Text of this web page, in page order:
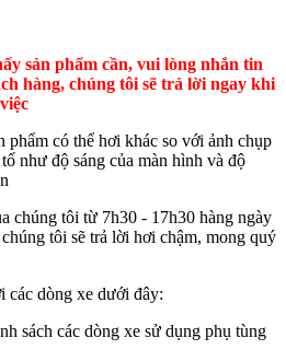
sản phẩm cần, vui lòng nhắn tin
hàng, chúng tôi sẽ trả lời ngay khi
có thể hơi khác so với ảnh chụp
như độ sáng của màn hình và độ
tôi từ 7h30 - 17h30 hàng ngày
tôi sẽ trả lời hơi chậm, mong quý
các dòng xe dưới đây:
sách các dòng xe sử dụng phụ tùng